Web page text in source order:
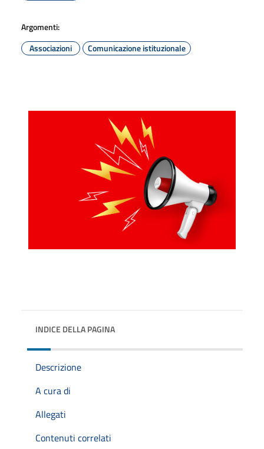
Argomenti:
Associazioni
Comunicazione istituzionale
INDICE DELLA PAGINA
Descrizione
A cura di
Allegati
Contenuti correlati